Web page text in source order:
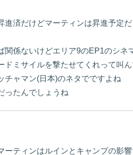
進済だけどマーティンは昇進予定
関係ないけどエリア9のEP1のシネ
ドミサイルを撃たせてくれって叫
チャマン(日本)のネタでですよね
ったんでしょうね
ーティンはルインとキャンプの影